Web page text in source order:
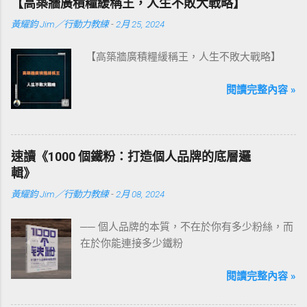
黃耀鈞 Jim／行動力教練 - 2月 25, 2024
【高築牆廣積糧緩稱王，人生不敗大戰略】
閱讀完整內容 »
速讀《1000 個鐵粉：打造個人品牌的底層邏
輯》
黃耀鈞 Jim／行動力教練 - 2月 08, 2024
── 個人品牌的本質，不在於你有多少粉絲，而
在於你能連接多少鐵粉
閱讀完整內容 »